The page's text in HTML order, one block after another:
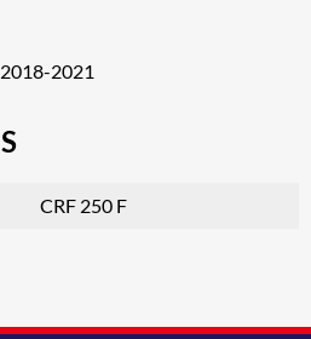
2021
CRF 250 F